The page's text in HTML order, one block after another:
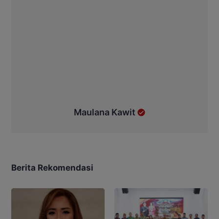
Maulana Kawit
Berita Rekomendasi